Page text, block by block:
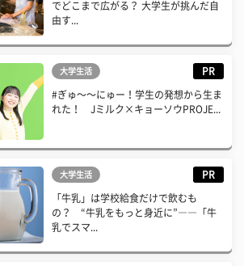
でどこまで広がる？ 大学生が挑んだ自
由す...
大学生活 PR
#ぎゅ〜〜にゅー！学生の発想から生ま
れた！ Jミルク×キョーソウPROJE...
大学生活 PR
「牛乳」は学校給食だけで飲むも
の？ “牛乳をもっと身近に”――「牛
乳でスマ...